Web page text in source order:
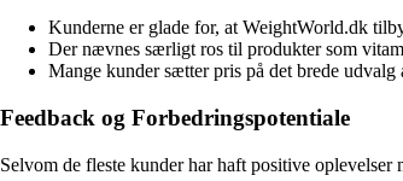
Kunderne er glade for, at WeightWorld.dk
Der nævnes særligt ros til produkter som
Mange kunder sætter pris på det brede
Feedback og Forbedringspotentiale
Selvom de fleste kunder har haft positive